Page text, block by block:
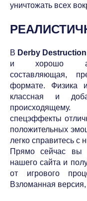
уничтожать всех
В Derby
и хорошо
составляющая,
формате. Физика
классная и
спецэффекты
положительных
легко справитесь с
Прямо сейчас вы
нашего сайта и
от игрового
Взломанная версия,